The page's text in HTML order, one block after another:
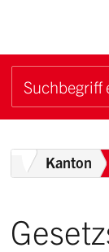
Suchbegriff
HomeKanton